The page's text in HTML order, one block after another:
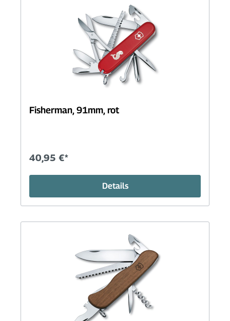
Fisherman, 91mm, rot
40,95 €*
Details